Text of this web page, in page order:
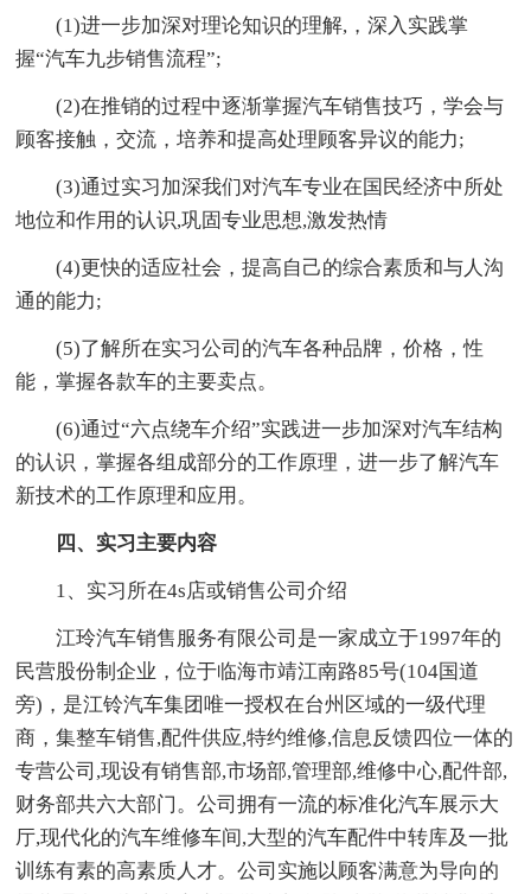
(1)进一步加深对理论知识的理解,，深入实践掌
握“汽车九步销售流程”;
(2)在推销的过程中逐渐掌握汽车销售技巧，学会与
顾客接触，交流，培养和提高处理顾客异议的能力;
(3)通过实习加深我们对汽车专业在国民经济中所处
地位和作用的认识,巩固专业思想,激发热情
(4)更快的适应社会，提高自己的综合素质和与人沟
通的能力;
(5)了解所在实习公司的汽车各种品牌，价格，性
能，掌握各款车的主要卖点。
(6)通过“六点绕车介绍”实践进一步加深对汽车结构
的认识，掌握各组成部分的工作原理，进一步了解汽车
新技术的工作原理和应用。
四、实习主要内容
1、实习所在4s店或销售公司介绍
江玲汽车销售服务有限公司是一家成立于1997年的
民营股份制企业，位于临海市靖江南路85号(104国道
旁)，是江铃汽车集团唯一授权在台州区域的一级代理
商，集整车销售,配件供应,特约维修,信息反馈四位一体的
专营公司,现设有销售部,市场部,管理部,维修中心,配件部,
财务部共六大部门。公司拥有一流的标准化汽车展示大
厅,现代化的汽车维修车间,大型的汽车配件中转库及一批
训练有素的高素质人才。公司实施以顾客满意为导向的